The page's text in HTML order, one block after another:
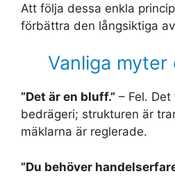
Att följa dessa enkla
förbättra den långsiktiga
Vanliga myter
”Det är en bluff.” – Fel.
bedrägeri; strukturen är
mäklarna är reglerade.
”Du behöver